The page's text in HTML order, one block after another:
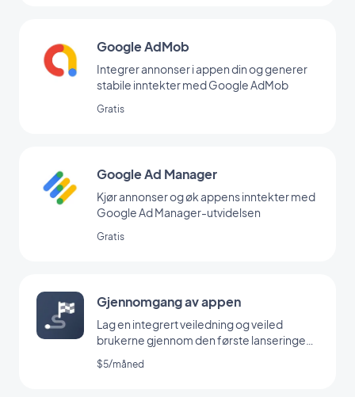
Google AdMob
Integrer annonser i appen din og generer
stabile inntekter med Google AdMob
Gratis
Google Ad Manager
Kjør annonser og øk appens inntekter med
Google Ad Manager-utvidelsen
Gratis
Gjennomgang av appen
Lag en integrert veiledning og veiled
brukerne gjennom den første lanseringen
av appen din
$5/måned